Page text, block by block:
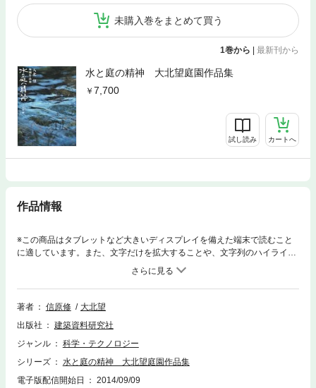
未購入巻をまとめて買う
1巻から | 最新刊から
水と庭の精神 大北望庭園作品集
7,700
試し読み カートへ
作品情報
※この商品はタブレットなど大きいディスプレイを備えた端末で読むこと
に適しています。また、文字だけを拡大することや、文字列のハイライ
ト、検索、辞書の参照、引用などの機能が使用できません。日本人の心を
癒す存在である日本庭園は、木と石・砂、そして水などを見事なまでのバ
ランス感覚で組み合わせて形成されている。そこには、日本文化特有
の”侘”と”寂”を体現しながら、日本人のアイデンティティをくすぐってやま
著者 信原修
大北望
出版社
建築資料研究社
ジャンル
科学・テクノロジー
シリーズ
水と庭の精神 大北望庭園作品集
電子版配信開始日
2014/09/09